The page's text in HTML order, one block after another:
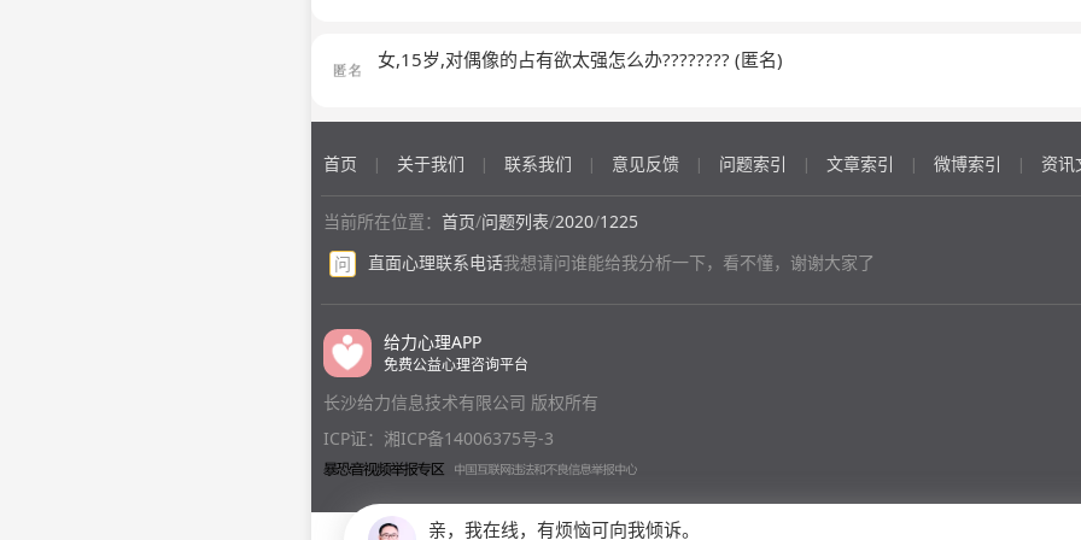
亲，我在线，有烦恼可向我倾诉。
女,15岁,对偶像的占有欲太强怎么办???????? (匿名)
首页 | 关于我们 | 联系我们 | 意见反馈 | 问题索引 | 文章索引 | 微博索引 | 资讯
当前所在位置： 首页/问题列表/2020/1225
问
直面心理联系电话我想请问谁能给我分析一下，看不懂，谢谢大家了
给力心理APP
免费公益心理咨询平台
长沙给力信息技术有限公司 版权所有
ICP证：湘ICP备14006375号-3